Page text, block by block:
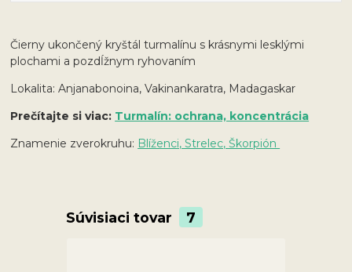
Čierny ukončený kryštál turmalínu s krásnymi lesklými
plochami a pozdĺžnym ryhovaním
Lokalita: Anjanabonoina, Vakinankaratra, Madagaskar
Prečítajte si viac: Turmalín: ochrana, koncentrácia
Znamenie zverokruhu: Blíženci, Strelec, Škorpión
Súvisiaci tovar 7